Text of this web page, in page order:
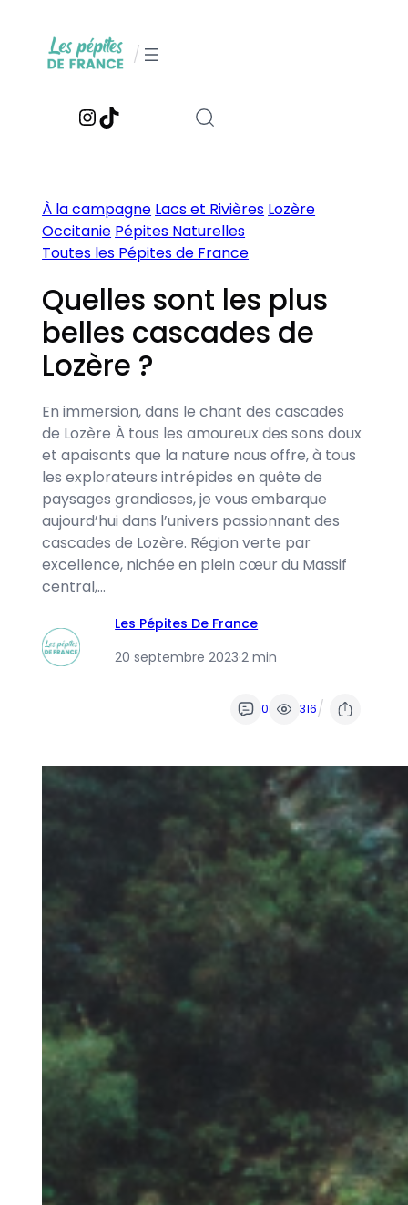
contenu
/
Instagram
TikTok
À la campagne Lacs et Rivières Lozère
Occitanie Pépites Naturelles
Toutes les Pépites de France
Quelles sont les plus
belles cascades de
Lozère ?
En immersion, dans le chant des cascades
de Lozère À tous les amoureux des sons doux
et apaisants que la nature nous offre, à tous
les explorateurs intrépides en quête de
paysages grandioses, je vous embarque
aujourd’hui dans l’univers passionnant des
cascades de Lozère. Région verte par
excellence, nichée en plein cœur du Massif
central,…
Les Pépites De France
20 septembre 2023·2 min
0 316/